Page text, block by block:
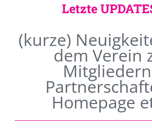
Letzte
(kurze)
dem Verein
Homepage